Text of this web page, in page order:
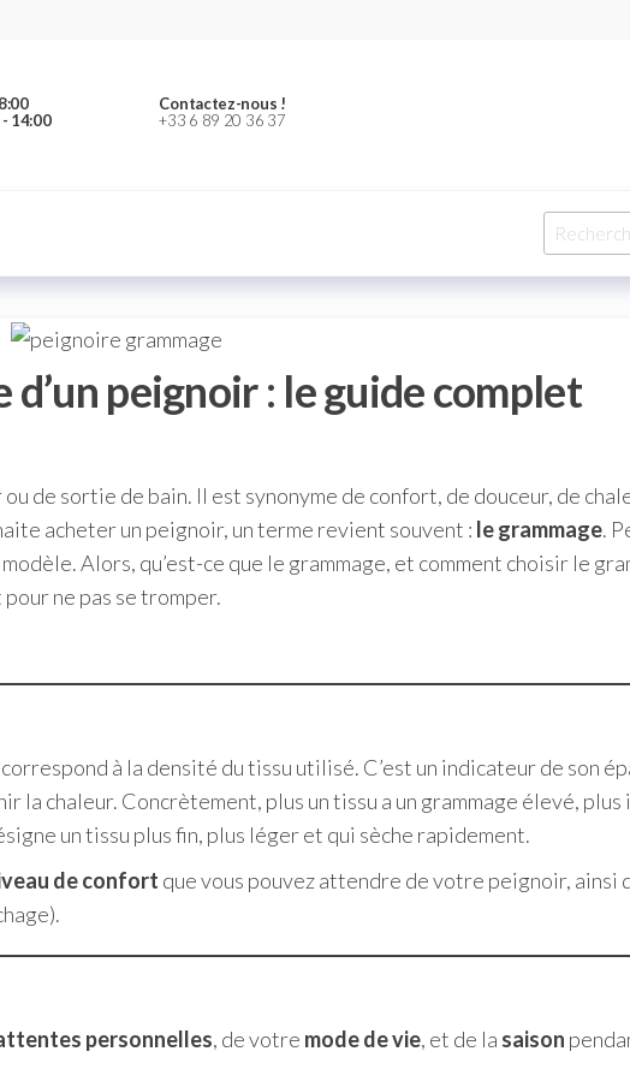
14:00
Contactez-nous !
+33 6 89 20 36 37
peignoir : le guide complet
de sortie de bain. Il est synonyme de confort, de douceur, de
acheter un peignoir, un terme revient souvent : le grammage.
Alors, qu’est-ce que le grammage, et comment choisir le
ne pas se tromper.
à la densité du tissu utilisé. C’est un indicateur de son
la chaleur. Concrètement, plus un tissu a un grammage élevé, plus
un tissu plus fin, plus léger et qui sèche rapidement.
de confort que vous pouvez attendre de votre peignoir, ainsi
personnelles, de votre mode de vie, et de la saison